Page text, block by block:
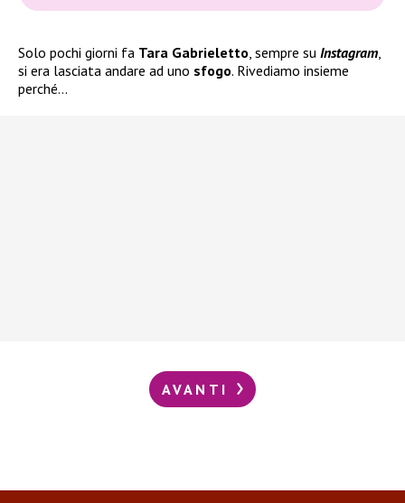
Solo pochi giorni fa Tara Gabrieletto , sempre su Instagram
si era lasciata andare ad uno sfogo. Rivediamo insieme
perché…
AVANTI